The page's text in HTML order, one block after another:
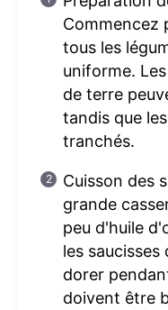
Commencez
tous les
uniforme.
de terre
tandis que
tranchés.
Cuisson des
grande
peu d'huile
les
dorer
doivent être